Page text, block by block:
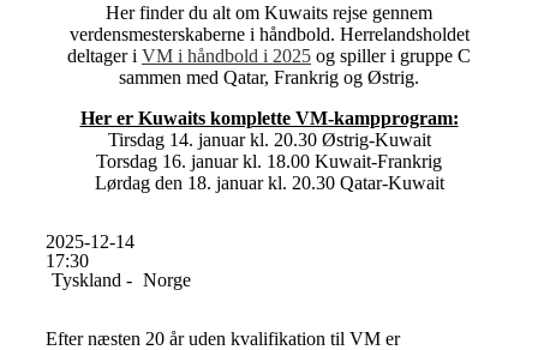
Her finder du alt om Kuwaits rejse gennem
verdensmesterskaberne i håndbold. Herrelandsholdet
deltager i VM i håndbold i 2025 og spiller i gruppe C
sammen med Qatar, Frankrig og Østrig.
Her er Kuwaits komplette VM-kampprogram:
Tirsdag 14. januar kl. 20.30 Østrig-Kuwait
Torsdag 16. januar kl. 18.00 Kuwait-Frankrig
Lørdag den 18. januar kl. 20.30 Qatar-Kuwait
2025-12-14
17:30
Tyskland - Norge
Efter næsten 20 år uden kvalifikation til VM er